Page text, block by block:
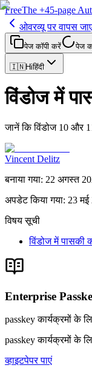
FreeThe +45-page
ओवरव्यू पर वापस
पेज कॉपी करें पेज
🇮🇳Hiहिंदी
विंडोज में
जानें कि विंडोज 10 और
Vincent Delitz
बनाया गया: 22 अगस्त
अपडेट किया गया: 23 मई
विषय सूची
विंडोज में पासकी
Enterprise
passkey कार्यक्रमों के
passkey कार्यक्रमों के
व्हाइटपेपर पाएं